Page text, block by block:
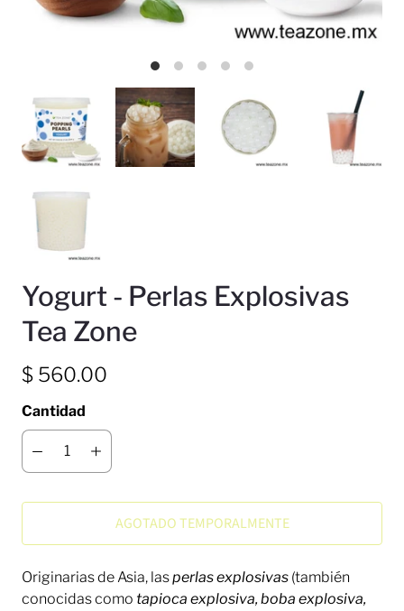
Yogurt - Perlas Explosivas
Tea Zone
$ 560.00
Cantidad
AGOTADO TEMPORALMENTE
Originarias de Asia, lasperlas explosivas (también
conocidas como tapioca explosiva, boba explosiva,